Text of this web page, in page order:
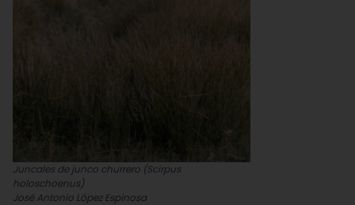
Juncales de junco churrero (Scirpus
holoschoenus)
José Antonio López Espinosa